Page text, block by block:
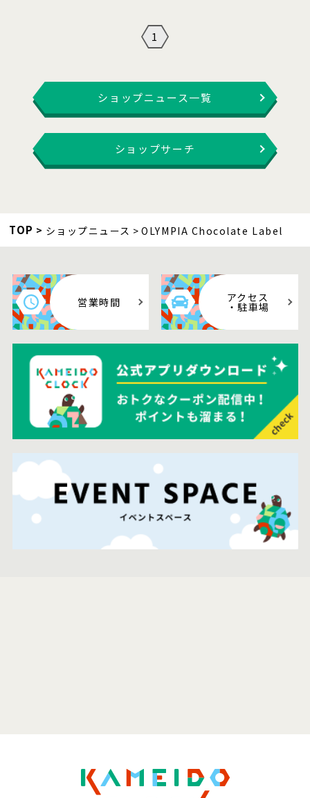
1
ショップニュース一覧
ショップサーチ
TOP ショップニュース OLYMPIA Chocolate Label
営業時間 アクセス
・駐車場